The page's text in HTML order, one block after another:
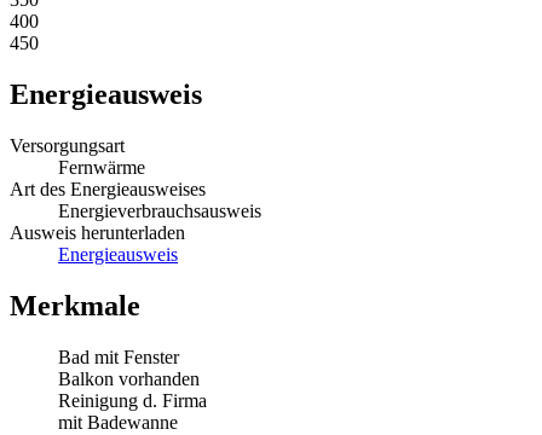
400
450
Energieausweis
Versorgungsart
Fernwärme
Art des Energieausweises
Energieverbrauchsausweis
Ausweis herunterladen
Energieausweis
Merkmale
Bad mit Fenster
Balkon vorhanden
Reinigung d. Firma
mit Badewanne